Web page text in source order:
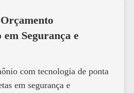
Segurança e
com tecnologia de ponta
em segurança e